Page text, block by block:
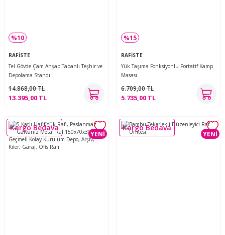
%10
RAFİSTE
Tel Gövde Çam Ahşap Tabanlı Teşhir ve
Depolama Standı
14.868,00 TL
13.395,00 TL
%15
RAFİSTE
Yük Taşıma Fonksiyonlu Portatif Kamp
Masası
6.709,00 TL
5.735,00 TL
YENİ
Kargo Bedava
YENİ
Kargo Bedava